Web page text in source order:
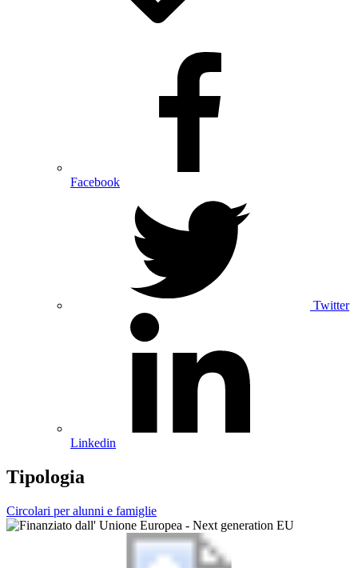
Facebook
Twitter
Linkedin
Tipologia
Circolari per alunni e famiglie